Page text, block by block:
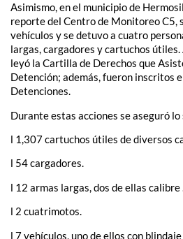
Asimismo, en el municipio de
reporte del Centro de Monitoreo C5,
vehículos y se detuvo a cuatro
largas, cargadores y cartuchos útiles.
leyó la Cartilla de Derechos que
Detención; además, fueron inscritos
Detenciones.
Durante estas acciones se aseguró
l 1,307 cartuchos útiles de diversos
l 54 cargadores.
l 12 armas largas, dos de ellas calibre
l 2 cuatrimotos.
l 7 vehículos, uno de ellos con